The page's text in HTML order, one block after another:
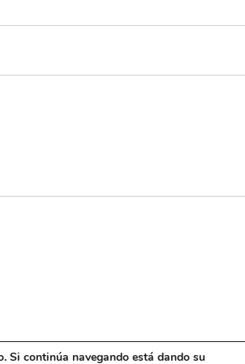
Si continúa navegando está dando su